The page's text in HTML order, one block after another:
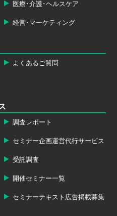
医療･介護･ヘルスケア
経営･マーケティング
よくあるご質問
調査レポート
セミナー企画運営代行サービス
受託調査
開催セミナー一覧
セミナーテキスト広告掲載募集